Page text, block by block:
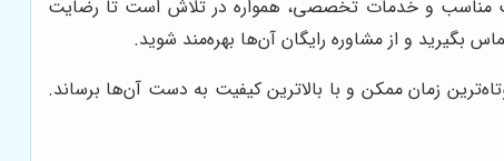
مناسب و خدمات تخصصی، همواره در تلاش است تا رضایت
بگیرید و از مشاوره رایگان آن‌ها بهره‌مند شوید.
زمان ممکن و با بالاترین کیفیت به دست آن‌ها برساند.